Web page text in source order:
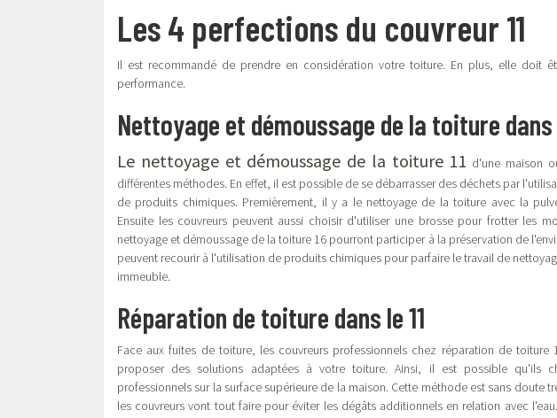
Les 4 perfections du couvreur 11
Il est recommandé de prendre en considération votre toiture. En plus, elle doit
performance.
Nettoyage et démoussage de la toiture dans
Le nettoyage et démoussage de la toiture 11 d'une maison
différentes méthodes. En effet, il est possible de se débarrasser des déchets par
de produits chimiques. Premièrement, il y a le nettoyage de la toiture avec la
Ensuite les couvreurs peuvent aussi choisir d'utiliser une brosse pour frotter les
nettoyage et démoussage de la toiture 16 pourront participer à la préservation de
peuvent recourir à l'utilisation de produits chimiques pour parfaire le travail de
immeuble.
Réparation de toiture dans le 11
Face aux fuites de toiture, les couvreurs professionnels chez réparation de
proposer des solutions adaptées à votre toiture. Ainsi, il est possible qu'ils
professionnels sur la surface supérieure de la maison. Cette méthode est sans doute
les couvreurs vont tout faire pour éviter les dégâts additionnels en relation avec